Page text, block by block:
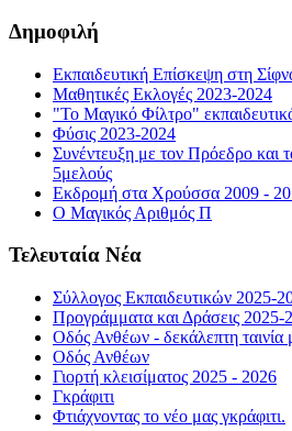
Δημοφιλή
Εκπαιδευτική Επίσκεψη στη
Μαθητικές Εκλογές 2023-2024
"Το Μαγικό Φίλτρο"
Φύσις 2023-2024
Συνέντευξη με τον Πρόεδρο και
5μελούς
Εκδρομή στα Χρούσσα 2009 -
Ο Μαγικός Αριθμός Π
Τελευταία Νέα
Σύλλογος Εκπαιδευτικών 2025-
Προγράμματα και Δράσεις 2025-
Οδός Ανθέων - δεκάλεπτη ταινία
Οδός Ανθέων
Γιορτή κλεισίματος 2025 - 2026
Γκράφιτι
Φτιάχνοντας το νέο μας γκράφιτι.